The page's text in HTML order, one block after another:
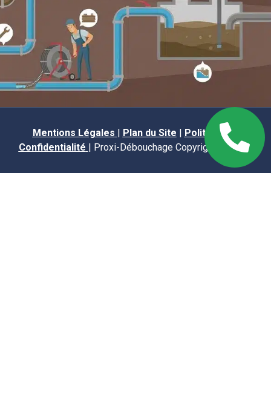
Mentions Légales Plan du Site
Politique de
Confidentialité
| Proxi-Débouchage Copyright © 2025